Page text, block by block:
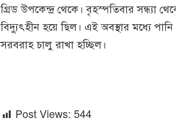
গ্রিড উপকেন্দ্র থেকে। বৃহস্পতিবার সন্ধ্যা
বিদ্যুৎহীন হয়ে ছিল। এই অবস্থার মধ্যে
সরবরাহ চালু রাখা হচ্ছিল।
Post Views: 544